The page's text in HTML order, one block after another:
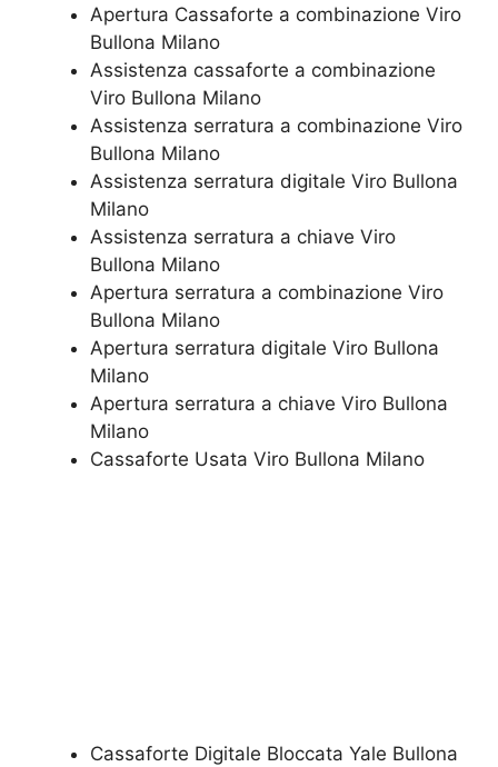
​Apertura Cassaforte a combinazione Viro
Bullona Milano
Assistenza cassaforte a combinazione
Viro Bullona Milano
​Assistenza serratura​ ​a combinazione Viro
Bullona Milano
Assistenza serratura ​digitale Viro Bullona
Milano
Assistenza serratura ​a chiave Viro
Bullona Milano
​Apertura serratura​ ​a combinazione Viro
Bullona Milano
Apertura serratura​ ​digitale Viro Bullona
Milano
​Apertura serratura​ ​a chiave Viro Bullona
Milano
​Cassaforte Usata Viro Bullona Milano
Cassaforte Digitale Bloccata Yale Bullona